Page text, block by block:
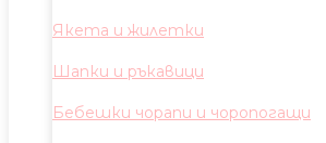
Якета и жилетки
Шапки и ръкавици
Бебешки чорапи и чоропогащи